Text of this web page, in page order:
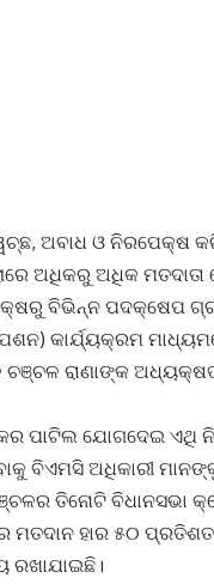
ଅବାଧ ଓ ନିରପେକ୍ଷ
ଅଧିକରୁ ଅଧିକ ମତଦାତା
ବିଭିନ୍ନ ପଦକ୍ଷେପ
କାର୍ଯ୍ୟକ୍ରମ
ରାଣାଙ୍କ
ପାଟିଲ ଯୋଗଦେଇ ଏଥି
ବିଏମସି ଅଧିକାରୀ
ତିନୋଟି ବିଧାନସଭା
ହାର ୫୦